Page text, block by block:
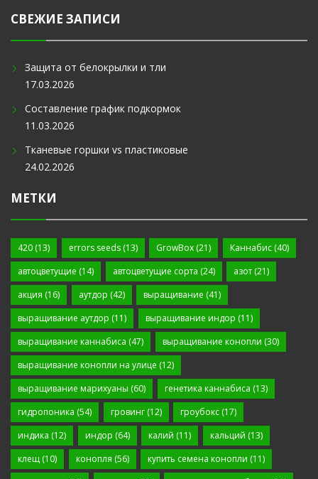
СВЕЖИЕ ЗАПИСИ
Защита от белокрылки и тли
17.03.2026
Составление график подкормок
11.03.2026
Тканевые горшки vs пластиковые
24.02.2026
МЕТКИ
420 (13) errors seeds(13) GrowBox (21) Каннабис(40)
автоцветущие (14) автоцветущие сорта (24) азот (21)
акция (16) аутдор (42) выращивание (41)
выращивание аутдор (11) выращивание индор (11)
выращивание каннабиса (47) выращивание конопли (30)
выращивание конопли на улице (12)
выращивание марихуаны (60) генетика каннабиса (13)
гидропоника (54) гровинг(12) гроубокс (17)
индика (12) индор (64) калий (11) кальций (13)
клещ (10) конопля (56) купить семена конопли (11)